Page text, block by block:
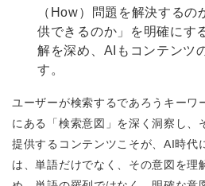
（How）問題を解決する
供できるのか」を明確にす
解を深め、AIもコンテンツ
す。
ユーザーが検索するであろうキーワ
にある「検索意図」を深く洞察し、
提供するコンテンツこそが、AI時代
は、単語だけでなく、その意図を理